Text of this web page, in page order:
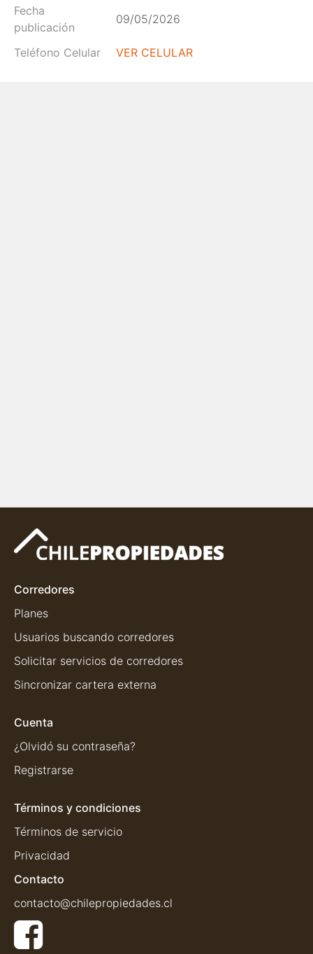
Fecha
publicación
09/05/2026
Teléfono Celular VER CELULAR
Corredores
Planes
Usuarios buscando corredores
Solicitar servicios de corredores
Sincronizar cartera externa
Cuenta
¿Olvidó su contraseña?
Registrarse
Términos y condiciones
Términos de servicio
Privacidad
Contacto
contacto@chilepropiedades.cl